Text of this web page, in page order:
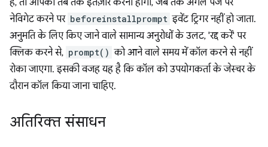
है, तो आपको तब तक इंतज़ार करना होगा, जब तक अगले पेज पर
नेविगेट करने पर beforeinstallprompt इवेंट ट्रिगर नहीं हो जाता.
अनुमति के लिए किए जाने वाले सामान्य अनुरोधों के उलट, 'रद्द करें' पर
क्लिक करने से, prompt() को आने वाले समय में कॉल करने से नहीं
रोका जाएगा. इसकी वजह यह है कि कॉल को उपयोगकर्ता के जेस्चर के
दौरान कॉल किया जाना चाहिए.
अतिरिक्त संसाधन